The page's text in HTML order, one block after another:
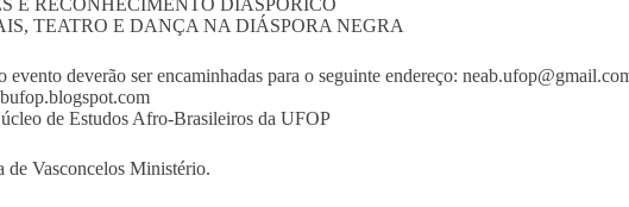
E RECONHECIMENTO DIASPÓRICO
TEATRO E DANÇA NA DIÁSPORA NEGRA
evento deverão ser encaminhadas para o seguinte endereço:
de Estudos Afro-Brasileiros da UFOP
Vasconcelos Ministério.